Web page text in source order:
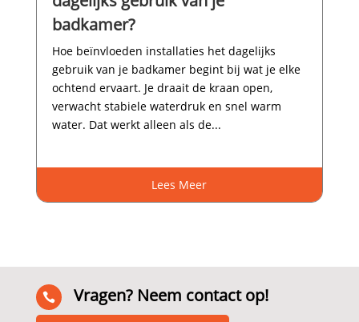
badkamer?
Hoe beïnvloeden installaties het dagelijks
gebruik van je badkamer begint bij wat je elke
ochtend ervaart.​ Je draait de kraan open,
verwacht stabiele waterdruk en snel warm
water.​ Dat werkt alleen als de...
Lees Meer
 Vragen? Neem contact op!